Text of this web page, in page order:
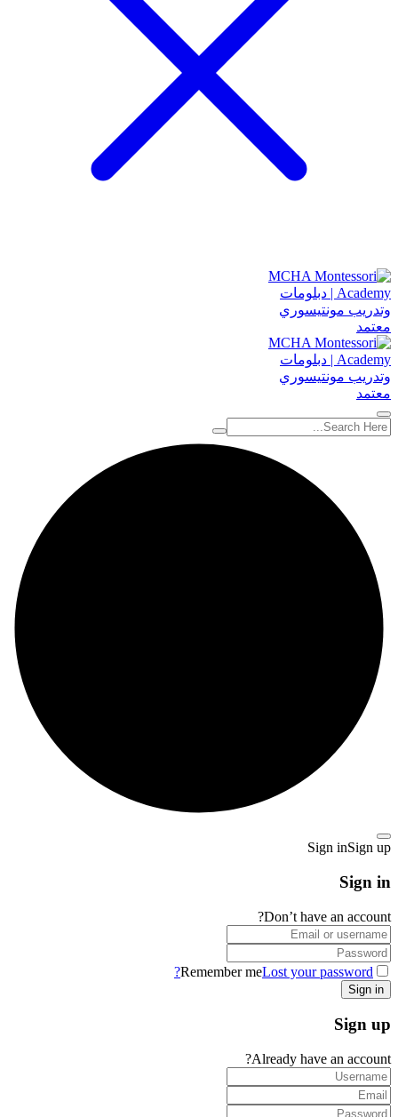
Sign inSign up
Sign in
Don’t have an account?
Remember meLost your password?
Sign up
Already have an account?